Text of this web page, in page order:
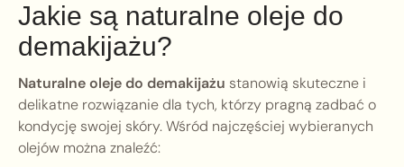
Jakie są naturalne oleje do
demakijażu?
Naturalne oleje do demakijażu stanowią skuteczne i
delikatne rozwiązanie dla tych, którzy pragną zadbać o
kondycję swojej skóry. Wśród najczęściej wybieranych
olejów można znaleźć: